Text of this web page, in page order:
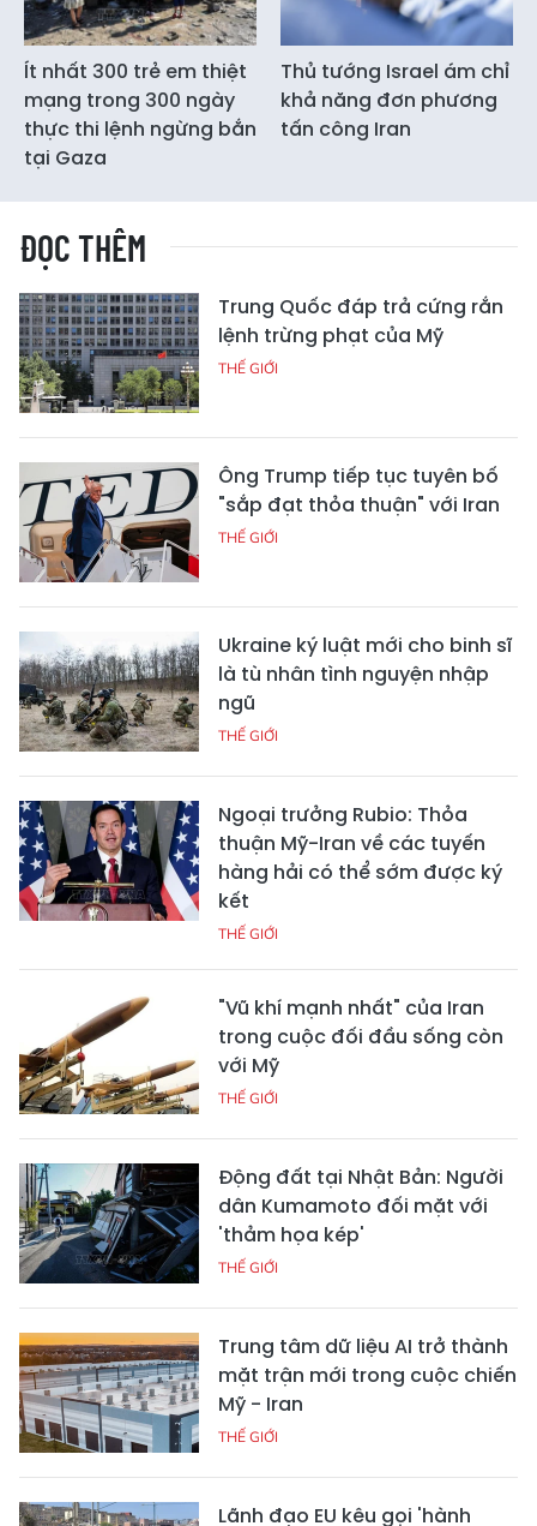
Ít nhất 300 trẻ em thiệt
mạng trong 300 ngày
thực thi lệnh ngừng bắn
tại Gaza
Thủ tướng Israel ám chỉ
khả năng đơn phương
tấn công Iran
ĐỌC THÊM
Trung Quốc đáp trả cứng rắn
lệnh trừng phạt của Mỹ
THẾ GIỚI
Ông Trump tiếp tục tuyên bố
"sắp đạt thỏa thuận" với Iran
THẾ GIỚI
Ukraine ký luật mới cho binh sĩ
là tù nhân tình nguyện nhập
ngũ
THẾ GIỚI
Ngoại trưởng Rubio: Thỏa
thuận Mỹ-Iran về các tuyến
hàng hải có thể sớm được ký
kết
THẾ GIỚI
"Vũ khí mạnh nhất" của Iran
trong cuộc đối đầu sống còn
với Mỹ
THẾ GIỚI
Động đất tại Nhật Bản: Người
dân Kumamoto đối mặt với
'thảm họa kép'
THẾ GIỚI
Trung tâm dữ liệu AI trở thành
mặt trận mới trong cuộc chiến
Mỹ - Iran
THẾ GIỚI
Lãnh đạo EU kêu gọi 'hành